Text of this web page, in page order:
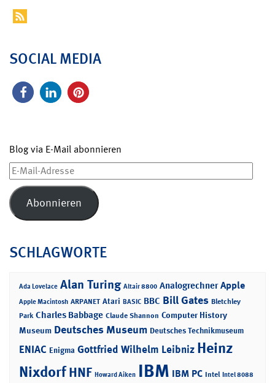
SOCIAL MEDIA
Blog via E-Mail abonnieren
E-
Mail-
Adresse
Abonnieren
SCHLAGWORTE
Ada Lovelace Alan Turing Altair 8800 Analogrechner Apple
Apple Macintosh ARPANET Atari BASIC BBC Bill Gates Bletchley
Park Charles Babbage Claude Shannon Computer History
Museum Deutsches Museum Deutsches Technikmuseum
ENIAC Enigma Gottfried Wilhelm Leibniz Heinz
NixdorfHNF Howard Aiken IBM IBM PC Intel Intel 8088